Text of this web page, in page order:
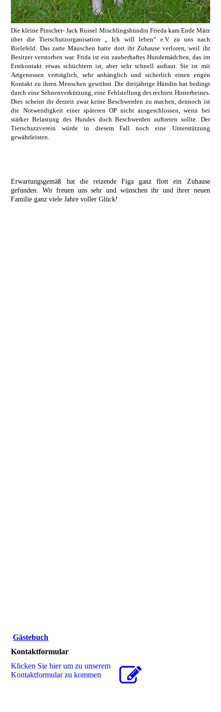
Die kleine Pinscher- Jack Russel Mischlingshündin Frieda kam Ende März
über die Tierschutzorganisation „ Ich will leben“ e.V. zu uns nach
Bielefeld. Das zarte Mäuschen hatte dort ihr Zuhause verloren, weil ihr
Besitzer verstorben war. Frida ist ein zauberhaftes Hundemädchen, das im
Erstkontakt etwas schüchtern ist, aber sehr schnell auftaut. Sie ist mit
Artgenossen verträglich, sehr anhänglich und sicherlich einen engen
Kontakt zu ihren Menschen gewöhnt. Die dreijährige Hündin hat bedingt
durch eine Sehnenverkürzung, eine Fehlstellung des rechten Hinterbeines.
Dies scheint ihr derzeit zwar keine Beschwerden zu machen, dennoch ist
die Notwendigkeit einer späteren OP nicht ausgeschlossen, wenn bei
stärker Belastung des Hundes doch Beschwerden auftreten sollte. Der
Tierschutzverein würde in diesem Fall noch eine Unterstützung
gewährleisten.
Erwartungsgemäß hat die reizende Figa ganz flott ein Zuhause
gefunden. Wir freuen uns sehr und wünschen ihr und ihrer neuen
Familie ganz viele Jahre voller Glück!
Gästebuch
Kontaktformular
Klicken Sie hier um zu unserem
Kon­takt­for­mu­lar zu kommen